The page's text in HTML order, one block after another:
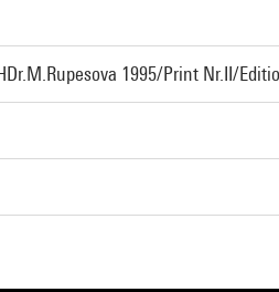
1995/Print Nr.II/